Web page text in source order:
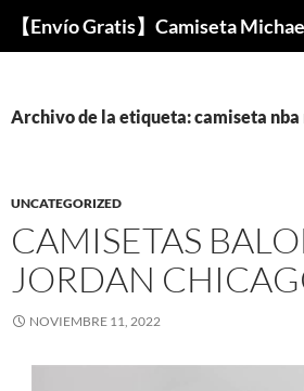
Buscar
Archivo de la etiqueta: camiseta
UNCATEGORIZED
CAMISETAS
JORDAN
NOVIEMBRE 11, 2022